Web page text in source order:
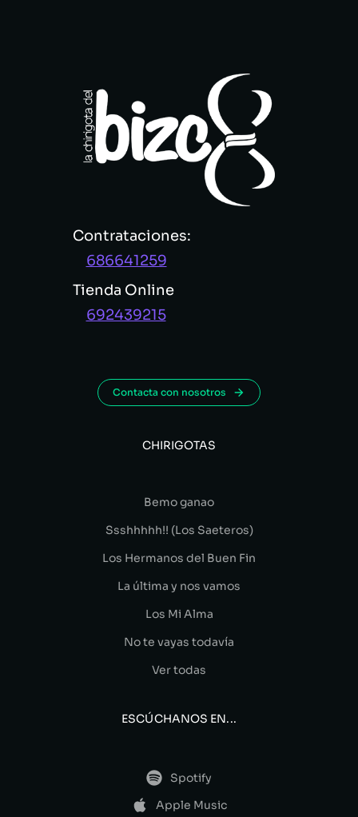
Contrataciones:
686641259
Tienda Online
692439215
Contacta con nosotros
CHIRIGOTAS
Bemo ganao
Ssshhhhh!! (Los Saeteros)
Los Hermanos del Buen Fin
La última y nos vamos
Los Mi Alma
No te vayas todavía
Ver todas
ESCÚCHANOS EN...
Spotify
Apple Music